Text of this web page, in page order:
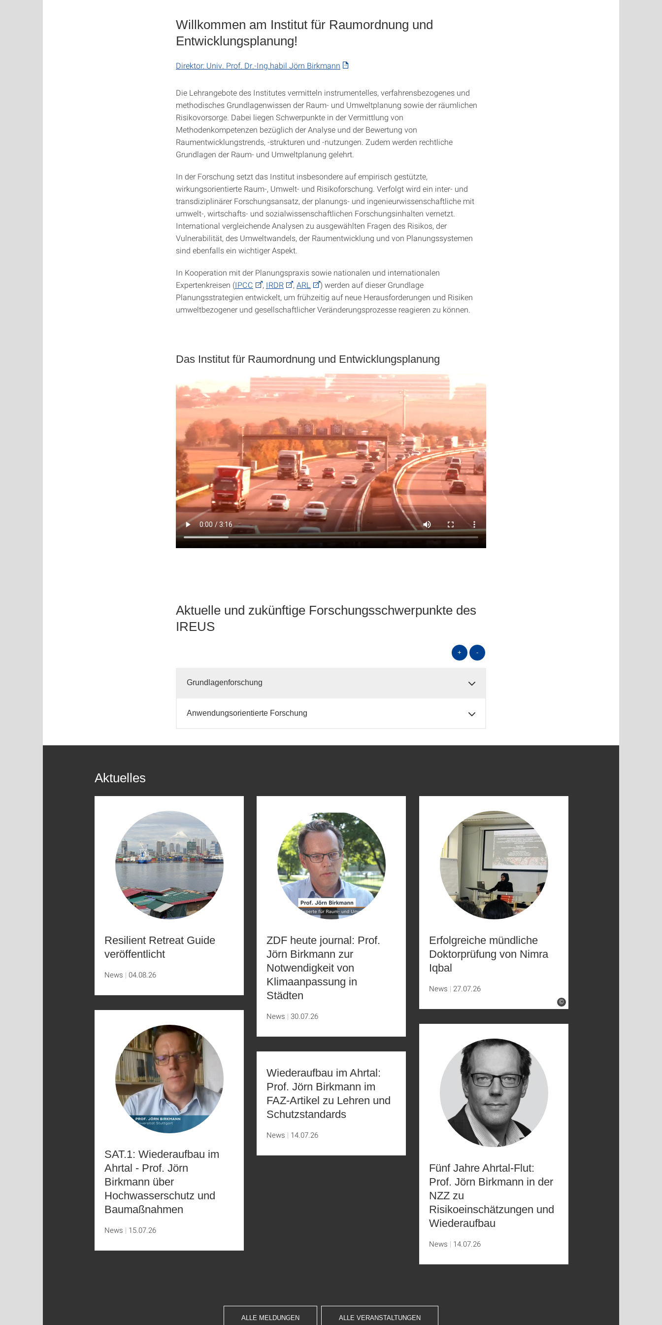
Willkommen am Institut für Raumordnung und
Entwicklungsplanung!
Direktor: Univ. Prof. Dr.-Ing.habil Jörn Birkmann
Die Lehrangebote des Institutes vermitteln instrumentelles, verfahrensbezogenes und
methodisches Grundlagenwissen der Raum- und Umweltplanung sowie der räumlichen
Risikovorsorge. Dabei liegen Schwerpunkte in der Vermittlung von
Methodenkompetenzen bezüglich der Analyse und der Bewertung von
Raumentwicklungstrends, -strukturen und -nutzungen. Zudem werden rechtliche
Grundlagen der Raum- und Umweltplanung gelehrt.
In der Forschung setzt das Institut insbesondere auf empirisch gestützte,
wirkungsorientierte Raum-, Umwelt- und Risikoforschung. Verfolgt wird ein inter- und
transdiziplinärer Forschungsansatz, der planungs- und ingenieurwissenschaftliche mit
umwelt-, wirtschafts- und sozialwissenschaftlichen Forschungsinhalten vernetzt.
International vergleichende Analysen zu ausgewählten Fragen des Risikos, der
Vulnerabilität, des Umweltwandels, der Raumentwicklung und von Planungssystemen
sind ebenfalls ein wichtiger Aspekt.
In Kooperation mit der Planungspraxis sowie nationalen und internationalen
Expertenkreisen (IPCC , IRDR , ARL
) werden auf dieser Grundlage
Planungsstrategien entwickelt, um frühzeitig auf neue Herausforderungen und Risiken
umweltbezogener und gesellschaftlicher Veränderungsprozesse reagieren zu können.
Das Institut für Raumordnung und Entwicklungsplanung
Aktuelle und zukünftige Forschungsschwerpunkte des
IREUS
+ -
Grundlagenforschung
Anwendungsorientierte Forschung
Aktuelles
Resilient Retreat Guide
veröffentlicht
News 04.08.26
ZDF heute journal: Prof.
Jörn Birkmann zur
Notwendigkeit von
Klimaanpassung in
Städten
News 30.07.26
©
Erfolgreiche mündliche
Doktorprüfung von Nimra
Iqbal
News 27.07.26
SAT.1: Wiederaufbau im
Ahrtal - Prof. Jörn
Birkmann über
Hochwasserschutz und
Baumaßnahmen
News 15.07.26
Fünf Jahre Ahrtal-Flut:
Prof. Jörn Birkmann in der
NZZ zu
Risikoeinschätzungen und
Wiederaufbau
News 14.07.26
Wiederaufbau im Ahrtal:
Prof. Jörn Birkmann im
FAZ-Artikel zu Lehren und
Schutzstandards
News 14.07.26
ALLE MELDUNGEN ALLE VERANSTALTUNGEN